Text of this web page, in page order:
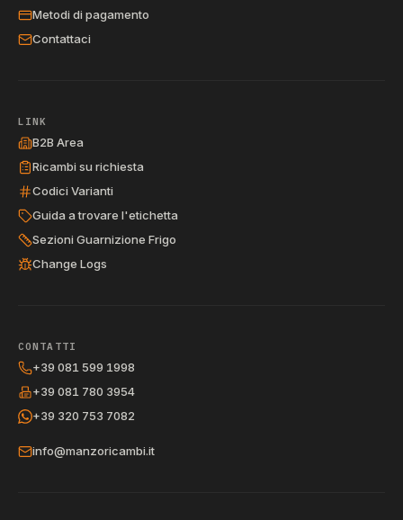
Metodi di pagamento
Contattaci
LINK
B2B Area
Ricambi su richiesta
Codici Varianti
Guida a trovare l'etichetta
Sezioni Guarnizione Frigo
Change Logs
CONTATTI
+39 081 599 1998
+39 081 780 3954
+39 320 753 7082
info@manzoricambi.it